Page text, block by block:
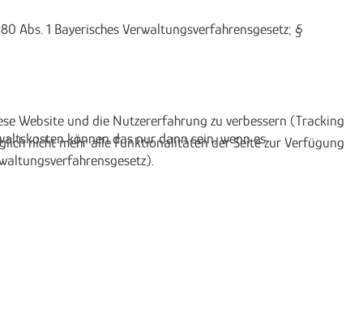
Abs. 1 Bayerisches Verwaltungsverfahrensgesetz; §
können das nur dann sein, wenn es
Website und die Nutzererfahrung zu verbessern (Tracking
nicht mehr alle Funktionalitäten der Seite zur Verfügung